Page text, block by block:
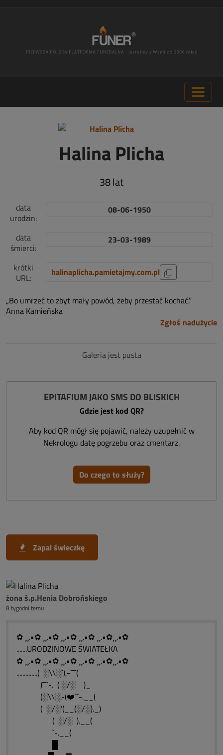
Halina Plicha
38 lat
data
urodzin:
08-06-1950
data
śmierci:
23-03-1989
krótki
URL:
halinaplicha.pamietajmy.com.pl
„Bo umrzeć to zbyt mały powód, żeby przestać kochać.”
Anna Kamieńska
Zgłoś nadużycie
Galeria jest pusta
EPITAFIUM JAKO SMS DO BLISKICH
Gdzie jest kod QR?
Aby kod QR mógł się pojawić, należy uzupełnić w
Nekrologu datę pogrzebu oraz cmentarz.
Do czego to służy?
Zapal świeczkę
żona ś.p.Henia Dobrońskiego
8 tygodni temu
✿ ¸¸.•✿ ¸¸.•✿ ¸¸.•✿ ¸¸.•✿ ¸¸.•✿¸¸.•✿
.......URODZINOWE ŚWIATEŁKA
✿ ¸¸.•✿ ¸¸.•✿ ¸¸.•✿ ¸¸.•✿ ¸¸.•✿¸¸.•✿
..............( ░\\░´),-´¯¯(
)¯¯`-. ( ░/░ )_
(░\\░.-(❤️`´-.__(
( ░/░’(__(░/░)._)
( ░/░ ).__(
`-.__(